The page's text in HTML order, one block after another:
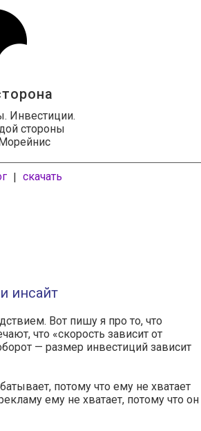
Инвестиции.
стороны
| скачать
инсайт
Вот пишу я про то, что
что «скорость зависит от
— размер инвестиций зависит
потому что ему не хватает
ему не хватает, потому что он